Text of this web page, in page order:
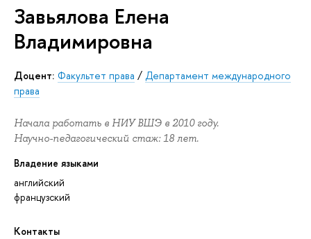
Завьялова Елена
Владимировна
Доцент: Факультет права / Департамент международного
права
Начала работать в НИУ ВШЭ в 2010 году.
Научно-педагогический стаж: 18 лет.
Владение языками
английский
французский
Контакты